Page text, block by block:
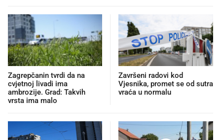
Zagrepčanin tvrdi da na
cvjetnoj livadi ima
ambrozije. Grad: Takvih
vrsta ima malo
Završeni radovi kod
Vjesnika, promet se od sutra
vraća u normalu